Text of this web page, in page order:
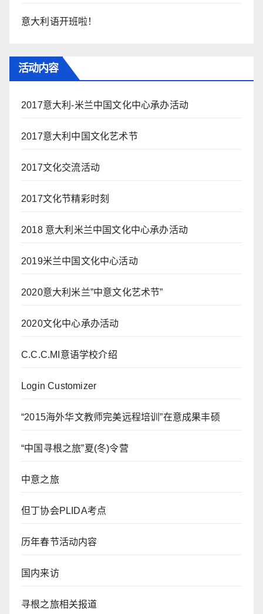
意大利语开班啦！
活动内容
2017意大利-米兰中国文化中心承办活动
2017意大利中国文化艺术节
2017文化交流活动
2017文化节精彩时刻
2018 意大利米兰中国文化中心承办活动
2019米兰中国文化中心活动
2020意大利米兰”中意文化艺术节”
2020文化中心承办活动
C.C.C.MI意语学校介绍
Login Customizer
“2015海外华文教师完美远程培训”在意成果丰硕
“中国寻根之旅”夏(冬)令营
中意之旅
但丁协会PLIDA考点
历年春节活动内容
国内来访
寻根之旅相关报道